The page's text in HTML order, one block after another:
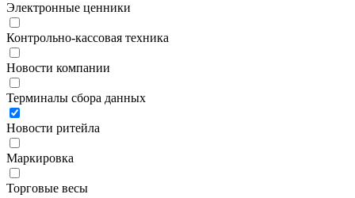
Электронные ценники
Контрольно-кассовая техника
Новости компании
Терминалы сбора данных
Новости ритейла
Маркировка
Торговые весы